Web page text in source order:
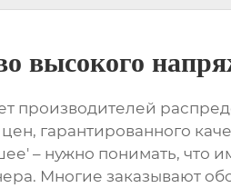
высокого
производителей
гарантированного
– нужно понимать,
Многие заказывают